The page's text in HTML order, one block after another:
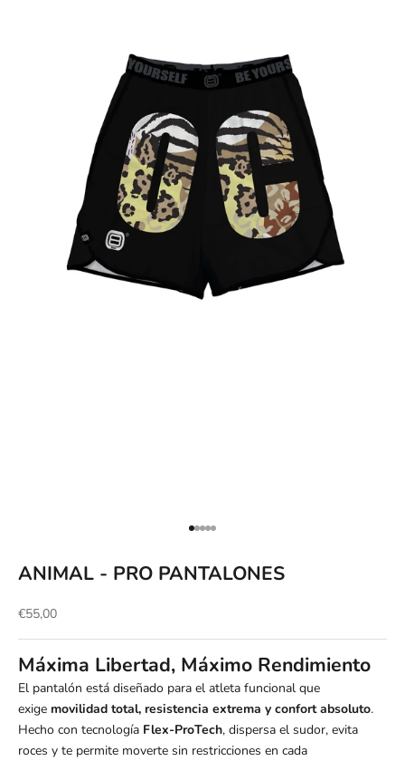
Ir al artículo 1
Ir al artículo 2
Ir al artículo 3
Ir al artículo 4
Ir al artículo 5
ANIMAL - PRO PANTALONES
Precio de oferta
€55,00
Máxima Libertad, Máximo Rendimiento
El pantalón está diseñado para el atleta funcional que
exige movilidad total, resistencia extrema y confort absoluto.
Hecho con tecnología Flex-ProTech, dispersa el sudor, evita
roces y te permite moverte sin restricciones en cada